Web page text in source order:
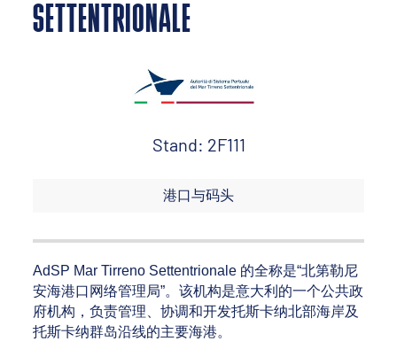
SETTENTRIONALE
Stand: 2F111
港口与码头
AdSP Mar Tirreno Settentrionale 的全称是“北第勒尼
安海港口网络管理局”。该机构是意大利的一个公共政
府机构，负责管理、协调和开发托斯卡纳北部海岸及
托斯卡纳群岛沿线的主要海港。